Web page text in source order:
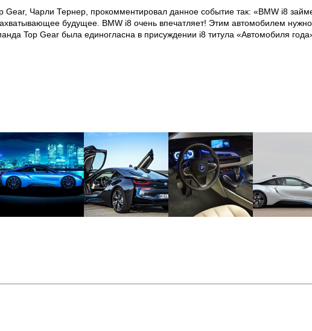
Gear, Чарли Тернер, прокомментировал данное событие так: «BMW i8
будущее. BMW i8 очень впечатляет! Этим автомобилем
Top Gear была единогласна в присуждении i8 титула «Автомобиля